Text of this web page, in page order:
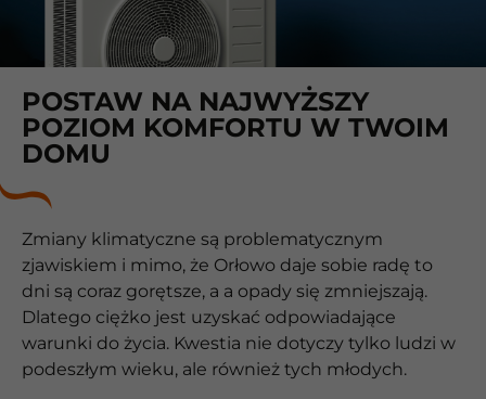
POSTAW NA NAJWYŻSZY
POZIOM KOMFORTU W TWOIM
DOMU
Zmiany klimatyczne są problematycznym
zjawiskiem i mimo, że Orłowo daje sobie radę to
dni są coraz gorętsze, a a opady się zmniejszają.
Dlatego ciężko jest uzyskać odpowiadające
warunki do życia. Kwestia nie dotyczy tylko ludzi w
podeszłym wieku, ale również tych młodych.